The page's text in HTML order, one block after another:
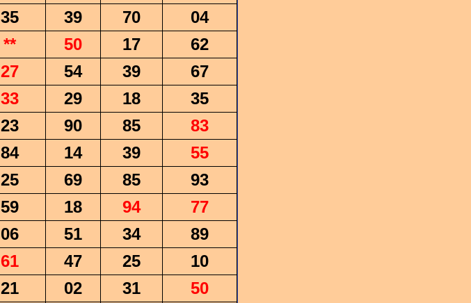
35 39 70
04
** 50 17
62
27 54 39
67
33 29 18
35
23 90 85
83
84 14 39
55
25 69 85
93
59 18 94
77
06 51 34
89
61 47 25
10
21 02 31
50